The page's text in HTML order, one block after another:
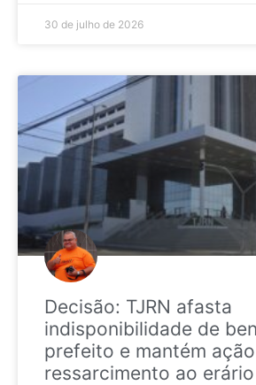
30 de julho de 2026
Decisão: TJRN afasta
indisponibilidade de
prefeito e mantém
ressarcimento ao erário